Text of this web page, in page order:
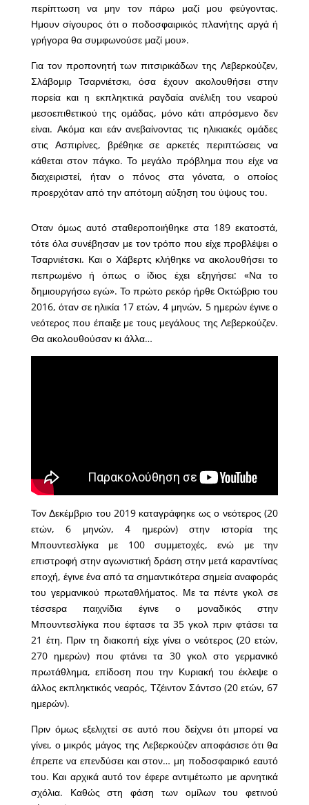
περίπτωση να μην τον πάρω μαζί μου φεύγοντας.
Ημουν σίγουρος ότι ο ποδοσφαιρικός πλανήτης αργά ή
γρήγορα θα συμφωνούσε μαζί μου».
Για τον προπονητή των πιτσιρικάδων της Λεβερκούζεν,
Σλάβομιρ Τσαρνιέτσκι, όσα έχουν ακολουθήσει στην
πορεία και η εκπληκτικά ραγδαία ανέλιξη του νεαρού
μεσοεπιθετικού της ομάδας, μόνο κάτι απρόσμενο δεν
είναι. Ακόμα και εάν ανεβαίνοντας τις ηλικιακές ομάδες
στις Ασπιρίνες, βρέθηκε σε αρκετές περιπτώσεις να
κάθεται στον πάγκο. Το μεγάλο πρόβλημα που είχε να
διαχειριστεί, ήταν ο πόνος στα γόνατα, ο οποίος
προερχόταν από την απότομη αύξηση του ύψους του.
Οταν όμως αυτό σταθεροποιήθηκε στα 189 εκατοστά,
τότε όλα συνέβησαν με τον τρόπο που είχε προβλέψει ο
Τσαρνιέτσκι. Και ο Χάβερτς κλήθηκε να ακολουθήσει το
πεπρωμένο ή όπως ο ίδιος έχει εξηγήσει: «Να το
δημιουργήσω εγώ». Το πρώτο ρεκόρ ήρθε Οκτώβριο του
2016, όταν σε ηλικία 17 ετών, 4 μηνών, 5 ημερών έγινε ο
νεότερος που έπαιξε με τους μεγάλους της Λεβερκούζεν.
Θα ακολουθούσαν κι άλλα…
Τον Δεκέμβριο του 2019 καταγράφηκε ως ο νεότερος (20
ετών, 6 μηνών, 4 ημερών) στην ιστορία της
Μπουντεσλίγκα με 100 συμμετοχές, ενώ με την
επιστροφή στην αγωνιστική δράση στην μετά καραντίνας
εποχή, έγινε ένα από τα σημαντικότερα σημεία αναφοράς
του γερμανικού πρωταθλήματος. Με τα πέντε γκολ σε
τέσσερα παιχνίδια έγινε ο μοναδικός στην
Μπουντεσλίγκα που έφτασε τα 35 γκολ πριν φτάσει τα
21 έτη. Πριν τη διακοπή είχε γίνει ο νεότερος (20 ετών,
270 ημερών) που φτάνει τα 30 γκολ στο γερμανικό
πρωτάθλημα, επίδοση που την Κυριακή του έκλεψε ο
άλλος εκπληκτικός νεαρός, Τζέιντον Σάντσο (20 ετών, 67
ημερών).
Πριν όμως εξελιχτεί σε αυτό που δείχνει ότι μπορεί να
γίνει, ο μικρός μάγος της Λεβερκούζεν αποφάσισε ότι θα
έπρεπε να επενδύσει και στον… μη ποδοσφαιρικό εαυτό
του. Και αρχικά αυτό τον έφερε αντιμέτωπο με αρνητικά
σχόλια. Καθώς στη φάση των ομίλων του φετινού